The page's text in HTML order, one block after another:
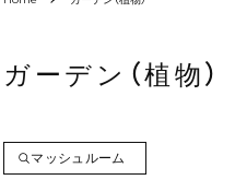
ガーデン（植物）
マッシュルーム